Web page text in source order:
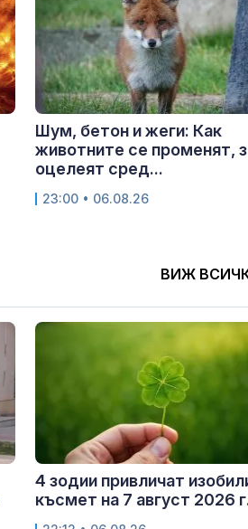
Шум, бетон и жеги: Как
животните се променят,
оцелеят сред...
23:00 • 06.08.26
ВИЖ
4 зодии привличат
късмет на 7 август 2026